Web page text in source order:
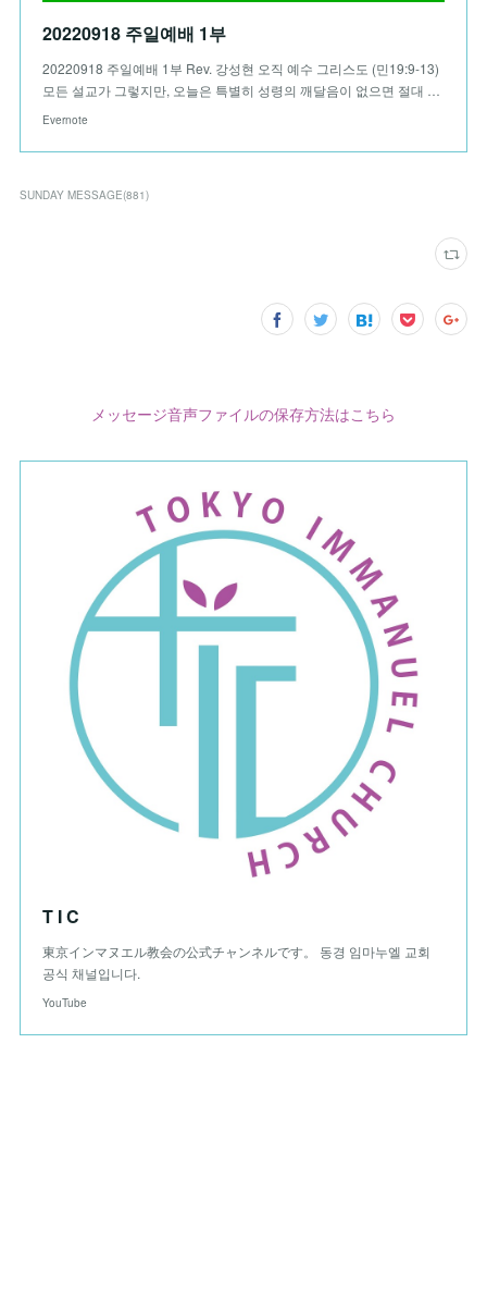
20220918 주일예배 1부
20220918 주일예배 1부 Rev. 강성현 오직 예수 그리스도 (민19:9-13)
모든 설교가 그렇지만, 오늘은 특별히 성령의 깨달음이 없으면 절대 …
Evernote
SUNDAY MESSAGE(881)
メッセージ音声ファイルの保存方法はこちら
T I C
東京インマヌエル教会の公式チャンネルです。 동경 임마누엘 교회
공식 채널입니다.
YouTube